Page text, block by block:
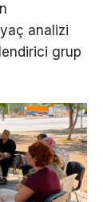
analizi
grup